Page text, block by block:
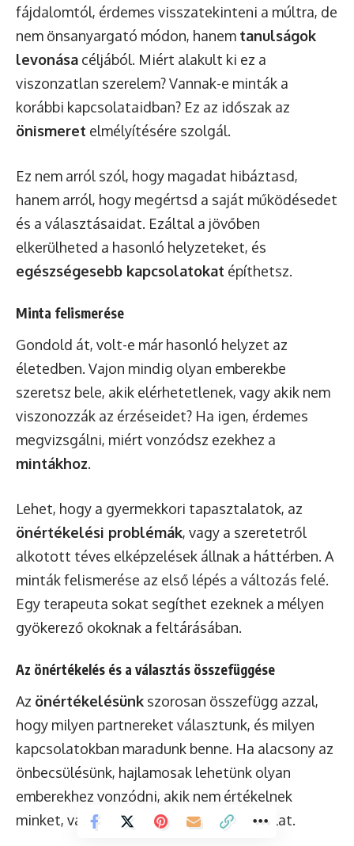
fájdalomtól, érdemes visszatekinteni a múltra, de
nem önsanyargató módon, hanem tanulságok
levonása céljából. Miért alakult ki ez a
viszonzatlan szerelem? Vannak-e minták a
korábbi kapcsolataidban? Ez az időszak az
önismeret elmélyítésére szolgál.
Ez nem arról szól, hogy magadat hibáztasd,
hanem arról, hogy megértsd a saját működésedet
és a választásaidat. Ezáltal a jövőben
elkerülheted a hasonló helyzeteket, és
egészségesebb kapcsolatokat építhetsz.
Minta felismerése
Gondold át, volt-e már hasonló helyzet az
életedben. Vajon mindig olyan emberekbe
szeretsz bele, akik elérhetetlenek, vagy akik nem
viszonozzák az érzéseidet? Ha igen, érdemes
megvizsgálni, miért vonzódsz ezekhez a
mintákhoz.
Lehet, hogy a gyermekkori tapasztalatok, az
önértékelési problémák, vagy a szeretetről
alkotott téves elképzelések állnak a háttérben. A
minták felismerése az első lépés a változás felé.
Egy terapeuta sokat segíthet ezeknek a mélyen
gyökerező okoknak a feltárásában.
Az önértékelés és a választás összefüggése
Az önértékelésünk szorosan összefügg azzal,
hogy milyen partnereket választunk, és milyen
kapcsolatokban maradunk benne. Ha alacsony az
önbecsülésünk, hajlamosak lehetünk olyan
emberekhez vonzódni, akik nem értékelnek
minket, vagy akikkel egyoldalú a kapcsolat.